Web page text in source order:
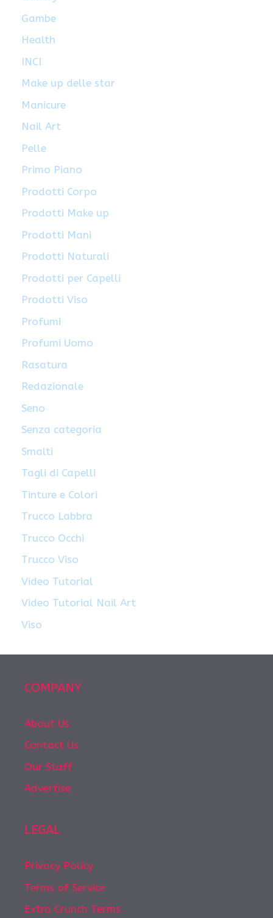
Gambe
Health
INCI
Make up delle star
Manicure
Nail Art
Pelle
Primo Piano
Prodotti Corpo
Prodotti Make up
Prodotti Mani
Prodotti Naturali
Prodotti per Capelli
Prodotti Viso
Profumi
Profumi Uomo
Rasatura
Redazionale
Seno
Senza categoria
Smalti
Tagli di Capelli
Tinture e Colori
Trucco Labbra
Trucco Occhi
Trucco Viso
Video Tutorial
Video Tutorial Nail Art
Viso
COMPANY
About Us
Contact Us
Our Staff
Advertise
LEGAL
Privacy Policy
Terms of Service
Extra Crunch Terms